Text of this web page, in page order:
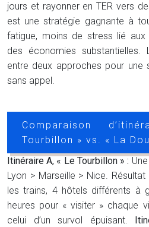
jours et rayonner en TER vers
est une stratégie gagnante à
fatigue, moins de stress lié aux
des économies substantielles.
entre deux approches pour
sans appel.
Comparaison
Tourbillon » vs. « La
Itinéraire A, « Le Tourbillon » :
Lyon > Marseille > Nice.
les trains, 4 hôtels différents à
heures pour « visiter » chaque
celui d’un survol épuisant.